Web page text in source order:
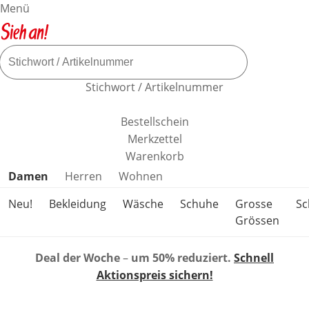
Menü
Stichwort / Artikelnummer
Bestellschein
Merkzettel
Warenkorb
Produktkategorien überspringen
Damen Herren
Wohnen
Neu!
Bekleidung Wäsche Schuhe
Grosse
Grössen
Deal der Woche– um 50% reduziert. Schnell
Aktionspreis sichern!